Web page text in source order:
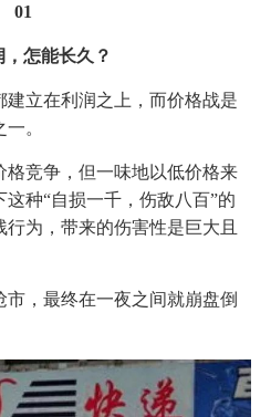
01
怎能长久？
立在利润之上，而价格战是
。
格竞争，但一味地以低价格来
种“自损一千，伤敌八百”的
为，带来的伤害性是巨大且
，最终在一夜之间就崩盘倒